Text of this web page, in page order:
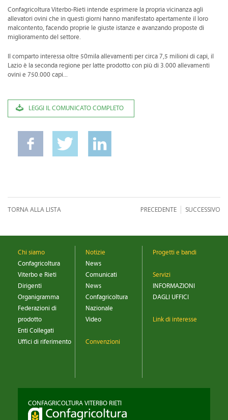
DOVE SIAMO
Confagricoltura Viterbo-Rieti intende esprimere la propria vicinanza agli
allevatori ovini che in questi giorni hanno manifestato apertamente il loro
malcontento, facendo proprie le giuste istanze e avanzando proposte di
miglioramento del settore.
Il comparto interessa oltre 50mila allevamenti per circa 7,5 milioni di capi, il
Lazio è la seconda regione per latte prodotto con più di 3.000 allevamenti
ovini e 750.000 capi...
LEGGI IL COMUNICATO COMPLETO
TORNA ALLA LISTA PRECEDENTE | SUCCESSIVO
Chi siamo
Confagricoltura
Viterbo e Rieti
Dirigenti
Organigramma
Federazioni di
prodotto
Enti Collegati
Uffici di riferimento
Notizie
News
Comunicati
News
Confagricoltura
Nazionale
Video
Convenzioni
Progetti e bandi
Servizi
INFORMAZIONI
DAGLI UFFICI
Link di interesse
CONFAGRICOLTURA VITERBO RIETI